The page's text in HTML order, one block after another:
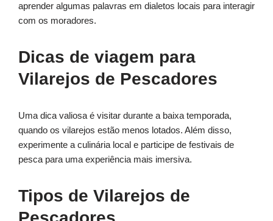
aprender algumas palavras em dialetos locais para interagir
com os moradores.
Dicas de viagem para
Vilarejos de Pescadores
Uma dica valiosa é visitar durante a baixa temporada,
quando os vilarejos estão menos lotados. Além disso,
experimente a culinária local e participe de festivais de
pesca para uma experiência mais imersiva.
Tipos de Vilarejos de